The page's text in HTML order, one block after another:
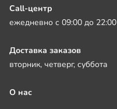
Call-центр
ежедневно с 09:00 до 22:00
Доставка заказов
вторник, четверг, суббота
О нас